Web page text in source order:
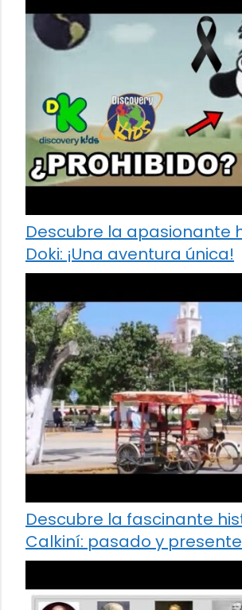
Descubre la apasionante
Doki: ¡Una aventura única!
Descubre la fascinante
Calkiní: pasado y presente